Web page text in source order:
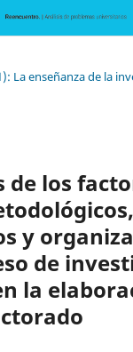
La enseñanza de la
de los
y
de
la